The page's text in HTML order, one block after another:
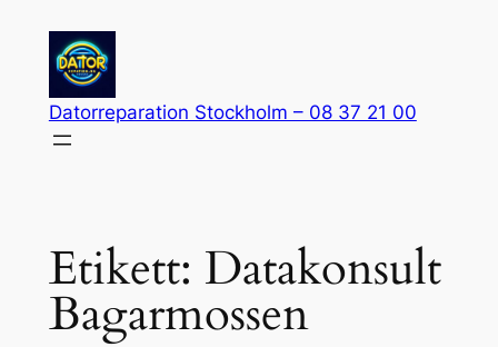
innehåll
Datorreparation Stockholm – 08 37 21 00
Etikett: Datakonsult
Bagarmossen